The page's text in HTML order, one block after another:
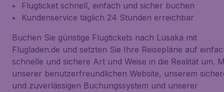
Flugticket schnell, einfach und sicher buchen
Kundenservice täglich 24 Stunden erreichbar
Buchen Sie günstige Flugtickets nach Lusaka mit
Flugladen.de und setzten Sie Ihre Reisepläne auf
schnelle und sichere Art und Weise in die Realität um.
unserer benutzerfreundlichen Website, unserem
und zuverlässigen Buchungssystem und unserer